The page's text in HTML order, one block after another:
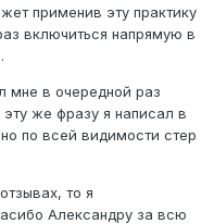
применив эту практику
включиться напрямую в
мне в очередной раз
же фразу я написал в
по всей видимости стер
то я
Александру за всю